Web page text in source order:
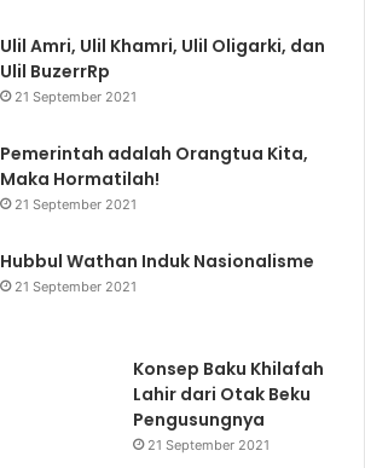
Ulil Amri, Ulil Khamri, Ulil Oligarki, dan
Ulil BuzerrRp
21 September 2021
Pemerintah adalah Orangtua Kita,
Maka Hormatilah!
21 September 2021
Hubbul Wathan Induk Nasionalisme
21 September 2021
Konsep Baku Khilafah
Lahir dari Otak Beku
Pengusungnya
21 September 2021